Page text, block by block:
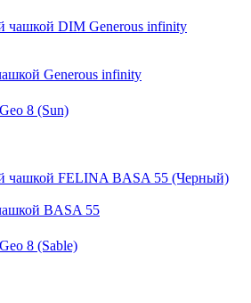
Generous infinity
BASA 55